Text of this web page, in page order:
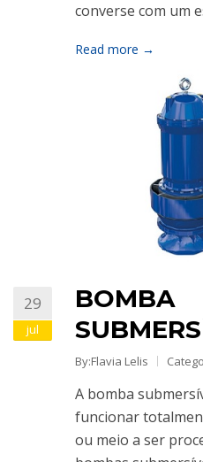
converse com um
Read more →
29
jul
BOMBA
By:Flavia Lelis
A bomba
funcionar
ou meio a ser